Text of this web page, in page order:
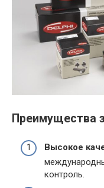
Преимущества
Высокое
контроль.